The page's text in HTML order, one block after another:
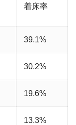
着床率
39.1%
30.2%
19.6%
13.3%